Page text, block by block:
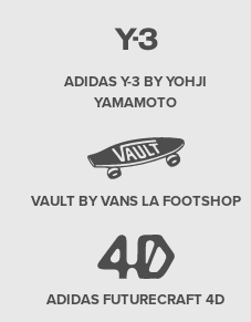
ADIDAS Y-3 BY YOHJI
YAMAMOTO
VAULT BY VANS LA FOOTSHOP
ADIDAS FUTURECRAFT 4D